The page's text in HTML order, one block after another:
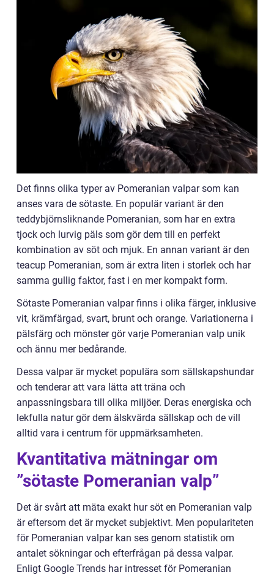
Det finns olika typer av Pomeranian valpar som kan
anses vara de sötaste. En populär variant är den
teddybjörnsliknande Pomeranian, som har en extra
tjock och lurvig päls som gör dem till en perfekt
kombination av söt och mjuk. En annan variant är den
teacup Pomeranian, som är extra liten i storlek och har
samma gullig faktor, fast i en mer kompakt form.
Sötaste Pomeranian valpar finns i olika färger, inklusive
vit, krämfärgad, svart, brunt och orange. Variationerna i
pälsfärg och mönster gör varje Pomeranian valp unik
och ännu mer bedårande.
Dessa valpar är mycket populära som sällskapshundar
och tenderar att vara lätta att träna och
anpassningsbara till olika miljöer. Deras energiska och
lekfulla natur gör dem älskvärda sällskap och de vill
alltid vara i centrum för uppmärksamheten.
Kvantitativa mätningar om
”sötaste Pomeranian valp”
Det är svårt att mäta exakt hur söt en Pomeranian valp
är eftersom det är mycket subjektivt. Men populariteten
för Pomeranian valpar kan ses genom statistik om
antalet sökningar och efterfrågan på dessa valpar.
Enligt Google Trends har intresset för Pomeranian